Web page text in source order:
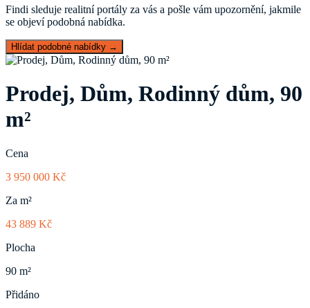
Findi sleduje realitní portály za vás a pošle vám upozornění, jakmile
se objeví podobná nabídka.
Hlídat podobné nabídky →
Prodej, Dům, Rodinný dům, 90
m²
Cena
3 950 000 Kč
Za m²
43 889 Kč
Plocha
90 m²
Přidáno